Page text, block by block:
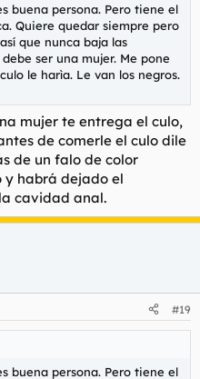
buena persona. Pero tiene el
Quiere quedar siempre pero
que nunca baja las
ser una mujer. Me pone
le harìa. Le van los negros.
mujer te entrega el culo,
de comerle el culo dile
de un falo de color
y habrá dejado el
cavidad anal.
#19
buena persona. Pero tiene el